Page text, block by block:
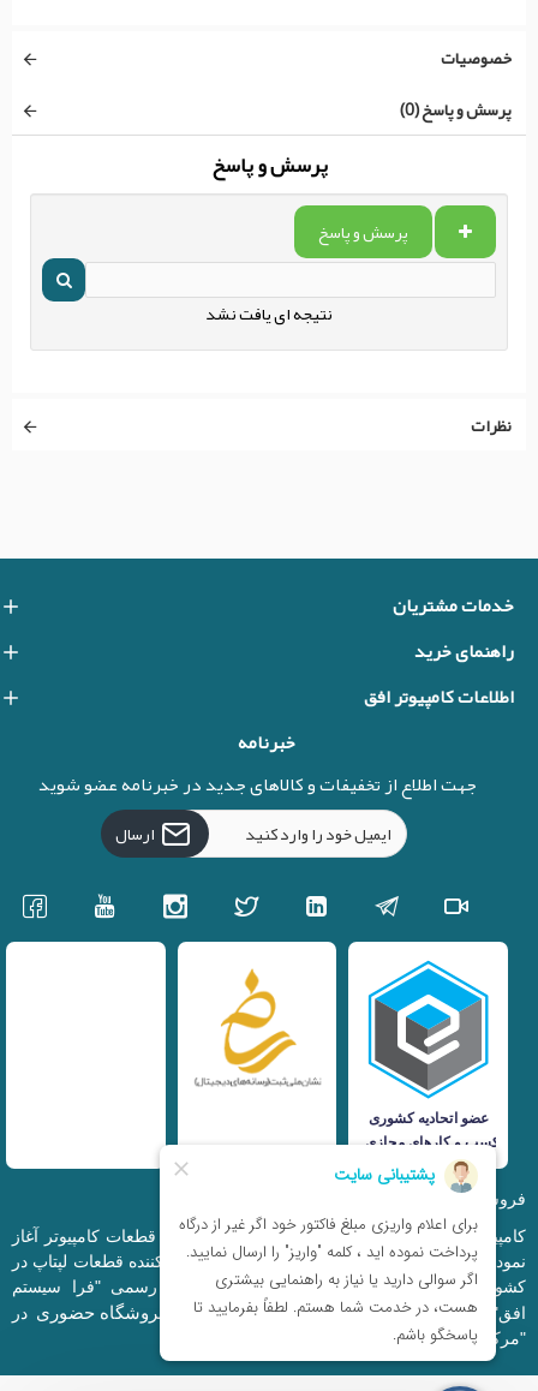
خصوصیات
پرسش و پاسخ (0)
پرسش و پاسخ
پرسش و پاسخ
نتیجه ای یافت نشد
نظرات
خدمات مشتریان
راهنمای خرید
اطلاعات کامپیوتر افق
خبرنامه
جهت اطلاع از تخفیفات و کالاهای جدید در خبرنامه عضو شوید
ارسال
فروشگاه اینترنتی iranfso (کامپیوتر افق)
کامپیوتر افق، فعالیت خود را از سال 1377 در زمینه قطعات کامپیوتر آغاز
نمود و در حال حاضر به بزرگترین وارد کننده و توزیع کننده قطعات لپتاپ در
کشور تبدیل شده است. این مجموعه که با نام رسمی "فرا سیستم
افق" ثبت شده است دارای فروشگاه اینترنتی و
فروشگاه حضوری در
"مرکز کامپیوتر ایران" و "خیابان مظفر" میباشد.